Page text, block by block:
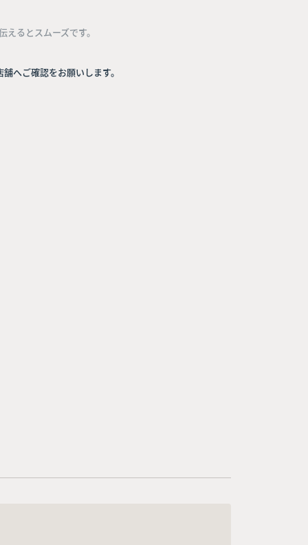
るとスムーズです。
へご確認をお願いします。